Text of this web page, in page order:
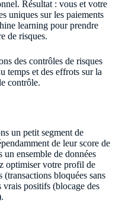
Résultat : vous et votre
uniques sur les paiements
learning pour prendre
de risques.
des contrôles de risques
temps et des effrots sur la
contrôle.
un petit segment de
de leur score de
un ensemble de données
optimiser votre profil de
bloquées sans
vrais positifs (blocage des